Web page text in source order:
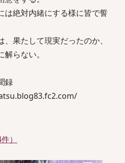
は絶対内緒にする様に皆で誓
果たして現実だったのか、
らない。
録
）